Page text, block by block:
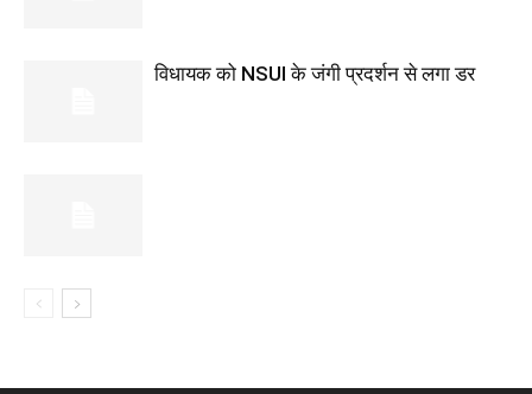
विधायक को NSUI के जंगी प्रदर्शन से लगा डर